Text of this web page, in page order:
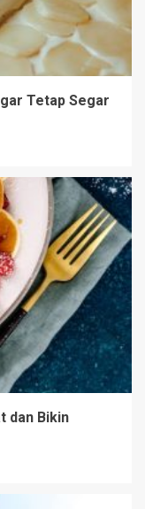
Tetap Segar
dan Bikin